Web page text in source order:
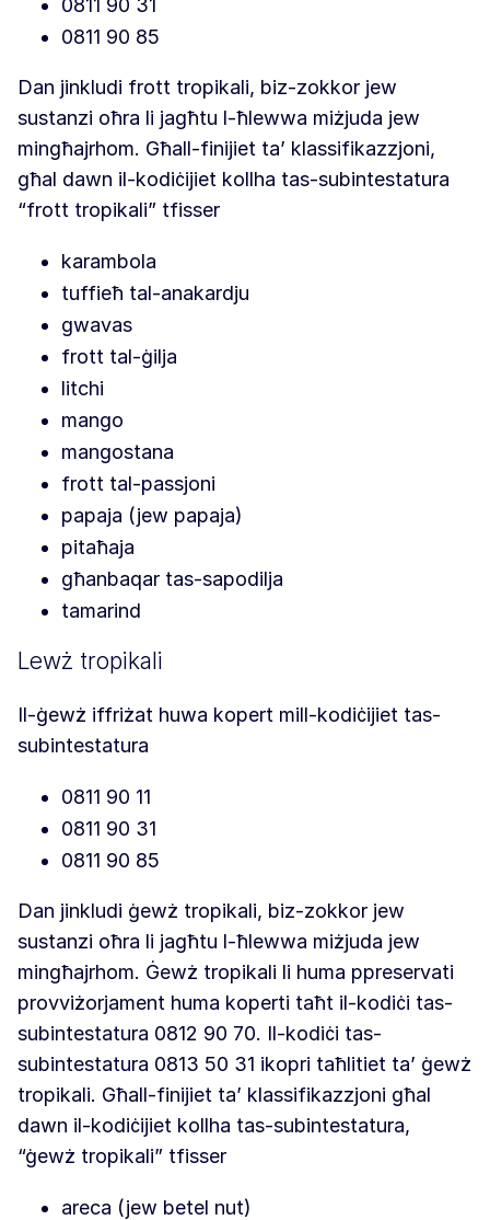
0811 90 85
Dan jinkludi frott tropikali, biz-zokkor jew
sustanzi oħra li jagħtu l-ħlewwa miżjuda jew
mingħajrhom. Għall-finijiet ta’ klassifikazzjoni,
għal dawn il-kodiċijiet kollha tas-subintestatura
“frott tropikali” tfisser
karambola
tuffieħ tal-anakardju
gwavas
frott tal-ġilja
litchi
mango
mangostana
frott tal-passjoni
papaja (jew papaja)
pitaħaja
għanbaqar tas-sapodilja
tamarind
Lewż tropikali
Il-ġewż iffriżat huwa kopert mill-kodiċijiet tas-
subintestatura
0811 90 11
0811 90 31
0811 90 85
Dan jinkludi ġewż tropikali, biz-zokkor jew
sustanzi oħra li jagħtu l-ħlewwa miżjuda jew
mingħajrhom. Ġewż tropikali li huma ppreservati
provviżorjament huma koperti taħt il-kodiċi tas-
subintestatura 0812 90 70. Il-kodiċi tas-
subintestatura 0813 50 31 ikopri taħlitiet ta’ ġewż
tropikali. Għall-finijiet ta’ klassifikazzjoni għal
dawn il-kodiċijiet kollha tas-subintestatura,
“ġewż tropikali” tfisser
areca (jew betel nut)